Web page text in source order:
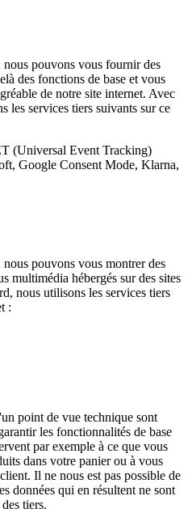
nous pouvons vous fournir des
des fonctions de base et vous
de notre site internet. Avec
les services tiers suivants sur ce
(Universal Event Tracking)
Google Consent Mode, Klarna,
nous pouvons vous montrer des
multimédia hébergés sur des sites
nous utilisons les services tiers
:
point de vue technique sont
les fonctionnalités de base
par exemple à ce que vous
dans votre panier ou à vous
Il ne nous est pas possible de
données qui en résultent ne sont
tiers.